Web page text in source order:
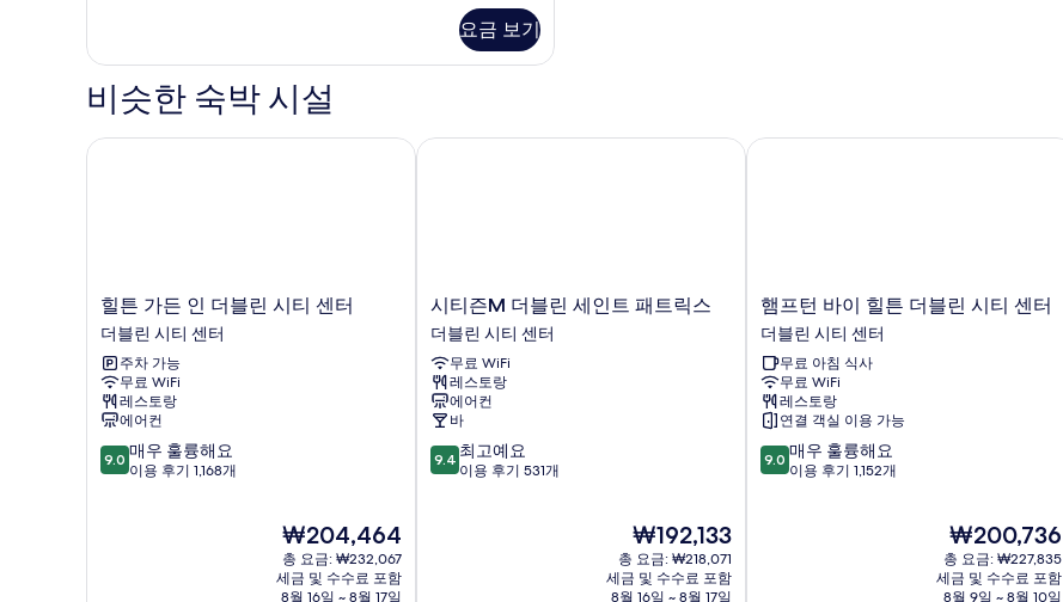
사
모
두
즈
대
개
요금 보기
비슷한 숙박 시설
힐
튼
가
든
인
더
블
린
시
힐튼 가든 인 더블린 시티 센터
더블린 시티 센터
주차 가능
무료 WiFi
레스토랑
에어컨
10
점
9.0 매우 훌륭해요
이용 후기 1,168개
현
재
요
금
₩204,464
총 요금: ₩232,067
세금 및 수수료 포함
8월 16일 ~ 8월 17일
힐튼 가든 인 더블린 시티 센터
시
티
즌
M
더
블
린
세
인
시티즌M 더블린 세인트 패트릭스
더블린 시티 센터
무료 WiFi
레스토랑
에어컨
바
10
점
9.4 최고예요
이용 후기 531개
현
재
요
금
₩192,133
총 요금: ₩218,071
세금 및 수수료 포함
8월 16일 ~ 8월 17일
시티즌M 더블린 세인트 패트릭스
햄
프
턴
바
이
힐
튼
더
블
햄프턴 바이 힐튼 더블린 시티 센터
더블린 시티 센터
무료 아침 식사
무료 WiFi
레스토랑
연결 객실 이용 가능
10
점
9.0 매우 훌륭해요
이용 후기 1,152개
현
재
요
금
₩200,736
총 요금: ₩227,835
세금 및 수수료 포함
8월 9일 ~ 8월 10일
햄프턴 바이 힐튼 더블린 시티 센터